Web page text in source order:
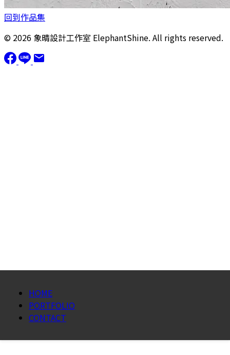
HOME
PORTFOLIO
CONTACT
回到作品集
© 2026 象晴設計工作室 ElephantShine. All rights reserved.